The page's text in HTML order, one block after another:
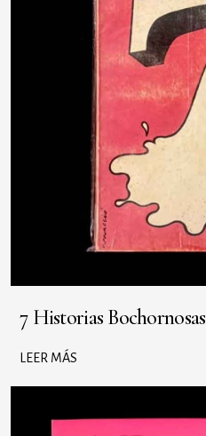
7 Historias Bochornosas
LEER MÁS